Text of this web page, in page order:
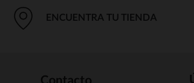
ENCUENTRA TU TIENDA